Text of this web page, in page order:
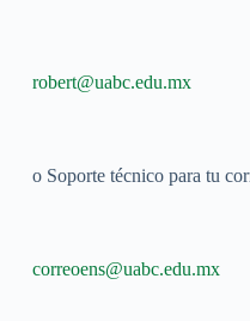
robert@uabc.edu.mx
o Soporte técnico para tu
correoens@uabc.edu.mx